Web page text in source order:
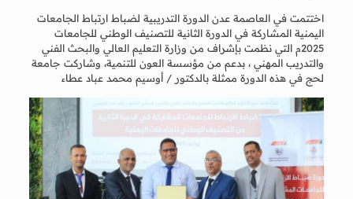
اختتمت في العاصمة عدن الدورة التدريبية لضباط ارتباط الجامعات
اليمنية المشاركة في الدورة الثانية للتصنيف الوطني للجامعات
2025م التي نظمت بإشراف من وزارة التعليم العالي والبحث الفني
والتدريب المهني ، بدعم من مؤسسة العون للتنمية، وشاركت جامعة
لحج في هذه الدورة ممثلة بالدكتور / أوسيم محمد عباد عطاء